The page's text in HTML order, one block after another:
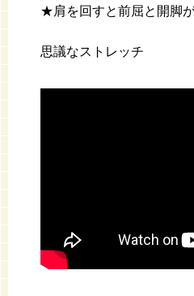
★肩を回すと前屈と開脚
思議なストレッチ